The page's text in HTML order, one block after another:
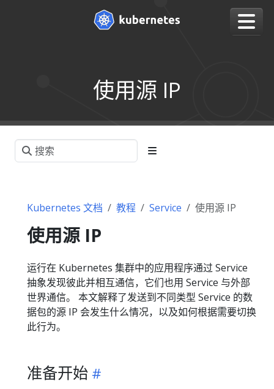
使用源 IP
Kubernetes 文档 教程 Service 使用源 IP
使用源 IP
运行在 Kubernetes 集群中的应用程序通过 Service
抽象发现彼此并相互通信，它们也用 Service 与外部
世界通信。 本文解释了发送到不同类型 Service 的数
据包的源 IP 会发生什么情况，以及如何根据需要切换
此行为。
准备开始